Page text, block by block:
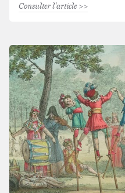
Consulter l'article